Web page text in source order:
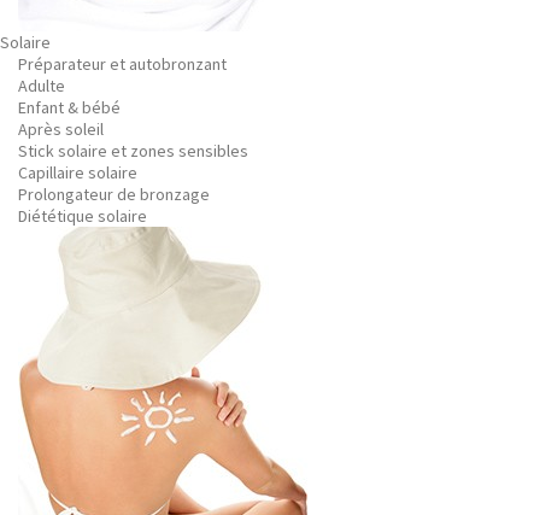
Solaire
Préparateur et autobronzant
Adulte
Enfant & bébé
Après soleil
Stick solaire et zones sensibles
Capillaire solaire
Prolongateur de bronzage
Diététique solaire